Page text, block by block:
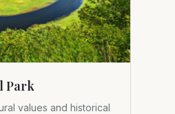
Park
values and historical